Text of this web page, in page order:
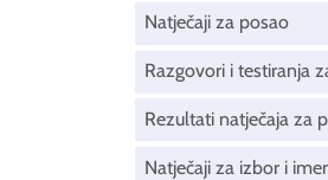
Natječaji za posao
Razgovori i testiranja
Rezultati natječaja za
Natječaji za izbor i